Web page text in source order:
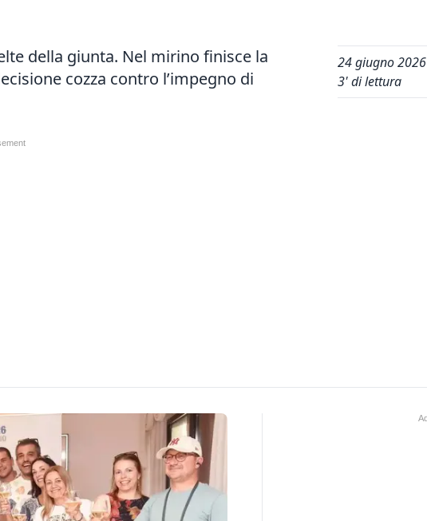
della giunta. Nel mirino finisce la
cozza contro l’impegno di
24 giugno 2026
3' di lettura